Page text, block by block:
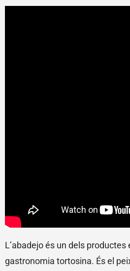
L’abadejo és un dels productes
gastronomia tortosina. És el